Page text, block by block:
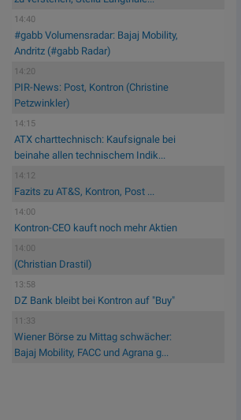
14:40
#gabb Volumensradar: Bajaj Mobility,
Andritz (#gabb Radar)
14:20
PIR-News: Post, Kontron (Christine
Petzwinkler)
14:15
ATX charttechnisch: Kaufsignale bei
beinahe allen technischem Indik...
14:12
Fazits zu AT&S, Kontron, Post ...
14:00
Kontron-CEO kauft noch mehr Aktien
14:00
(Christian Drastil)
13:58
DZ Bank bleibt bei Kontron auf "Buy"
11:33
Wiener Börse zu Mittag schwächer:
Bajaj Mobility, FACC und Agrana g...